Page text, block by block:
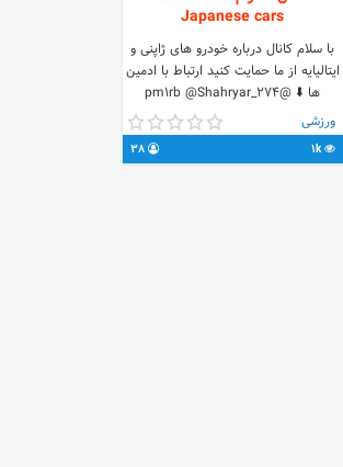
Japanese cars
با سلام کانال درباره خودرو های ژاپنی و
ایتالیایه از ما حمایت کنید ارتباط با ادمین
ها ⬇️ @pm1rb @Shahryar_274
ورزشی
1k
38